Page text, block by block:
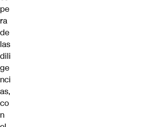
pe
ra
de
las
dili
ge
nci
as,
co
n